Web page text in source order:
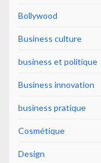
Bollywood
Business culture
business et politique
Business innovation
business pratique
Cosmétique
Design